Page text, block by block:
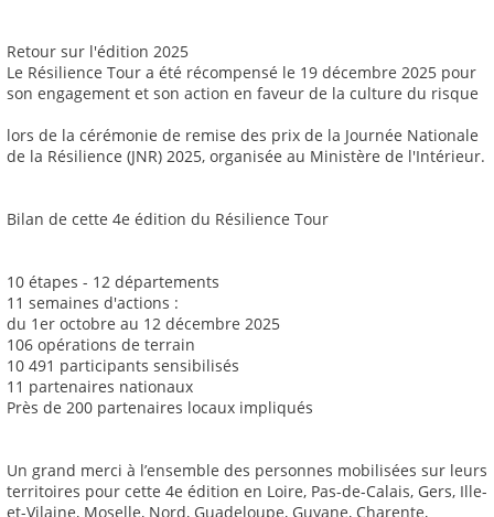
Retour sur l'édition 2025
Le Résilience Tour a été récompensé le 19 décembre 2025 pour
son engagement et son action en faveur de la culture du risque
lors de la cérémonie de remise des prix de la Journée Nationale
de la Résilience (JNR) 2025, organisée au Ministère de l'Intérieur.
Bilan de cette 4e édition du Résilience Tour
10 étapes - 12 départements
11 semaines d'actions :
du 1er octobre au 12 décembre 2025
106 opérations de terrain
10 491 participants sensibilisés
11 partenaires nationaux
Près de 200 partenaires locaux impliqués
Un grand merci à l’ensemble des personnes mobilisées sur leurs
territoires pour cette 4e édition en Loire, Pas-de-Calais, Gers, Ille-
et-Vilaine, Moselle, Nord, Guadeloupe, Guyane, Charente,